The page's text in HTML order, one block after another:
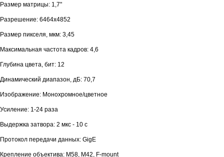
Размер матрицы: 1,7"
Разрешение: 6464х4852
Размер пикселя, мкм: 3,45
Максимальная частота кадров: 4,6
Глубина цвета, бит: 12
Динамический диапазон, дБ: 70,7
Изображение: Монохромное/цветное
Усиление: 1-24 раза
Выдержка затвора: 2 мкс - 10 с
Протокол передачи данных: GigE
Крепление объектива: М58, М42, F-mount